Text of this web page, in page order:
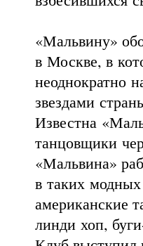
«Мальвину»
в Москве, в
неоднократно
звездами
Известна
танцовщики
«Мальвина»
в таких
американские
линди хоп,